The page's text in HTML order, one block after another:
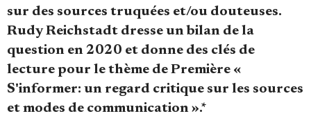
sur des sources truquées et/ou douteuses.
Rudy Reichstadt dresse un bilan de la
question en 2020 et donne des clés de
lecture pour le thème de Première «
S'informer: un regard critique sur les sources
et modes de communication ».*